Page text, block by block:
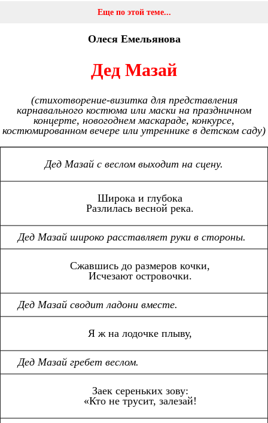
Еще по этой теме...
Олеся Емельянова
Дед Мазай
(cтихотворение-визитка для представления
карнавального костюма или маски на праздничном
концерте, новогоднем маскараде, конкурсе,
костюмированном вечере или утреннике в детском саду)
Дед Мазай с веслом выходит на сцену.
Широка и глубока
Разлилась весной река.
Дед Мазай широко расставляет руки в стороны.
Сжавшись до размеров кочки,
Исчезают островочки.
Дед Мазай сводит ладони вместе.
Я ж на лодочке плыву,
Дед Мазай гребет веслом.
Заек сереньких зову:
«Кто не трусит, залезай!